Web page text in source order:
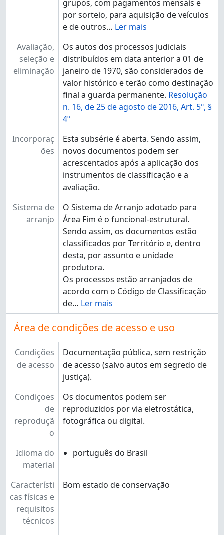
grupos, com pagamentos mensais e
por sorteio, para aquisição de veículos
e de outros… Ler mais
Avaliação,
seleção e
eliminação
Os autos dos processos judiciais
distribuídos em data anterior a 01 de
janeiro de 1970, são considerados de
valor histórico e terão como destinação
final a guarda permanente. Resolução
n. 16, de 25 de agosto de 2016, Art. 5º, §
4º
Incorporaç
ões
Esta subsérie é aberta. Sendo assim,
novos documentos podem ser
acrescentados após a aplicação dos
instrumentos de classificação e a
avaliação.
Sistema de
arranjo
O Sistema de Arranjo adotado para
Área Fim é o funcional-estrutural.
Sendo assim, os documentos estão
classificados por Território e, dentro
desta, por assunto e unidade
produtora.
Os processos estão arranjados de
acordo com o Código de Classificação
de… Ler mais
Área de condições de acesso e uso
Condições
de acesso
Documentação pública, sem restrição
de acesso (salvo autos em segredo de
justiça).
Condiçoes
de
reproduçã
o
Os documentos podem ser
reproduzidos por via eletrostática,
fotográfica ou digital.
Idioma do
material
português do Brasil
Característi
cas físicas e
requisitos
técnicos
Bom estado de conservação